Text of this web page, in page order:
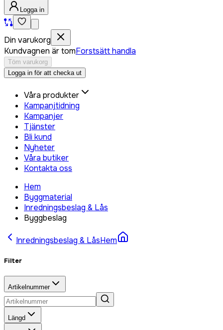
Logga in
Din varukorg
Kundvagnen är tomForstsätt handla
Töm varukorg
Logga in för att checka ut
Våra produkter
Kampanjtidning
Kampanjer
Tjänster
Bli kund
Nyheter
Våra butiker
Kontakta oss
Hem
Byggmaterial
Inredningsbeslag & Lås
Byggbeslag
Inredningsbeslag & LåsHem
Filter
Artikelnummer
Längd